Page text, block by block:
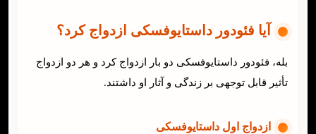
آیا فئودور داستایوفسکی ازدواج کرد؟
بله، فئودور داستایوفسکی دو بار ازدواج کرد و هر دو ازدواج
تأثیر قابل توجهی بر زندگی و آثار او داشتند.
ازدواج اول داستایوفسکی